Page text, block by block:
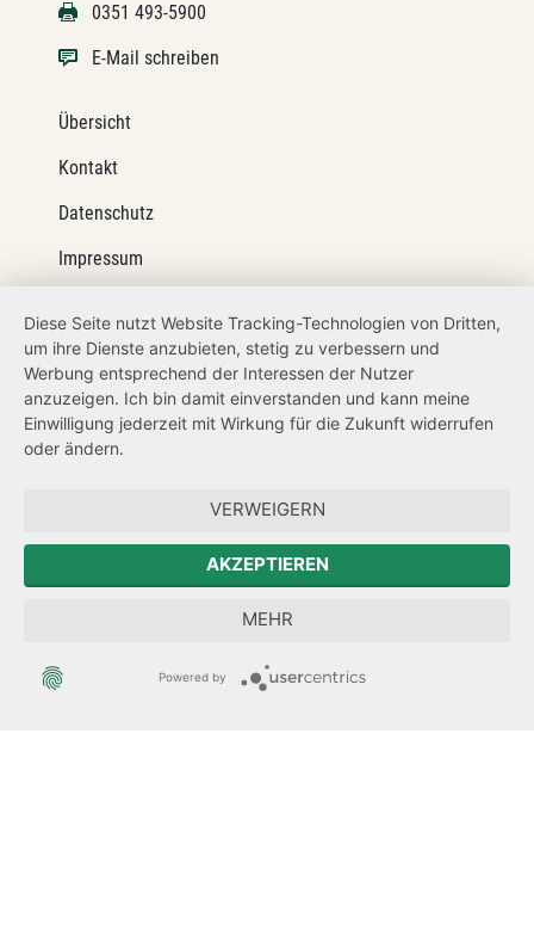
0351 493-5900
E-Mail schreiben
Übersicht
Kontakt
Datenschutz
Impressum
Netiquette
Transparenzanspruch
Hinweisgeberschutz
Forum Mitteleuropa
Der Sächsische Integrationsbeauftragte
Sächsische Landesbeauftragte zur Aufarbeitung der SED-
Diese Seite nutzt Website Tracking-Technologien von Dritten,
um ihre Dienste anzubieten, stetig zu verbessern und
Werbung entsprechend der Interessen der Nutzer
anzuzeigen. Ich bin damit einverstanden und kann meine
Einwilligung jederzeit mit Wirkung für die Zukunft widerrufen
oder ändern.
VERWEIGERN
AKZEPTIEREN
MEHR
Powered by